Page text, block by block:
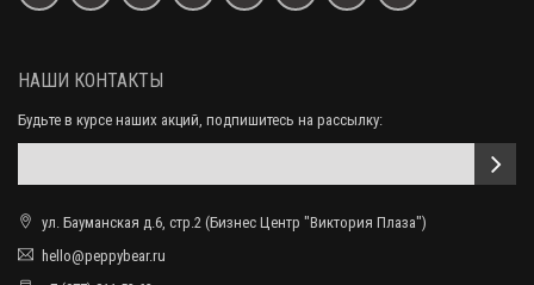
НАШИ КОНТАКТЫ
Будьте в курсе наших акций, подпишитесь на рассылку:
ул. Бауманская д.6, стр.2 (Бизнес Центр "Виктория Плаза")
hello@peppybear.ru